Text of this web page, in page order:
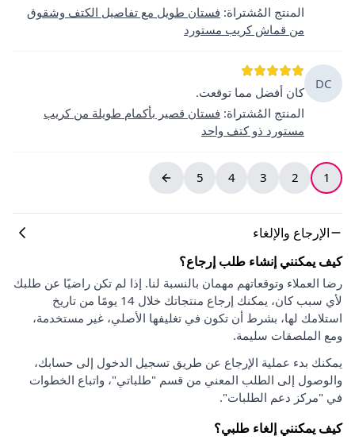
المنتج المُشتراة: فستان طويل مع تفاصيل الكتف وشقوق
من قماش كريب مستورد
DC
كان أفضل مما توقعت.
المنتج المُشتراة: فستان قصير بأكمام طويلة من كريب
مستورد ذو كتف واحد
1
2
3
4
5
الإرجاع والإلغاء
كيف يمكنني إنشاء طلب إرجاع؟
رضا العملاء وتوقعاتهم مهمان بالنسبة لنا. إذا لم تكن راضيًا عن طلبك
لأي سبب كان، يمكنك إرجاع منتجاتك خلال 14 يومًا من تاريخ
استلامك لها، بشرط أن تكون في تغليفها الأصلي، غير مستخدمة،
ومع الملصقات سليمة.
يمكنك بدء عملية الإرجاع عن طريق تسجيل الدخول إلى حسابك،
والوصول إلى الطلب المعني من قسم "طلباتي"، واتباع الخطوات
في "مركز دعم الطلبات".
كيف يمكنني إلغاء طلبي؟